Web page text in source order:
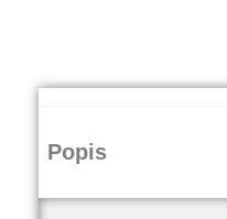
Popis